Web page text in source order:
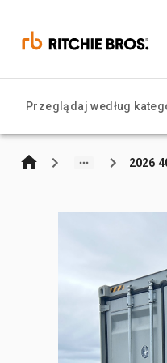
Przeglądaj według
2026